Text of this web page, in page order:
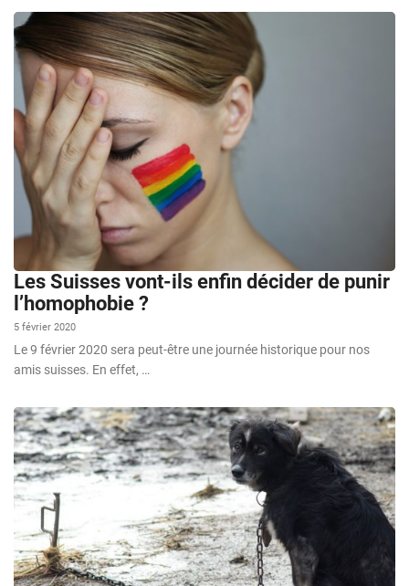
Les Suisses vont-ils enfin décider de punir
l’homophobie ?
5 février 2020
Le 9 février 2020 sera peut-être une journée historique pour nos
amis suisses. En effet, …